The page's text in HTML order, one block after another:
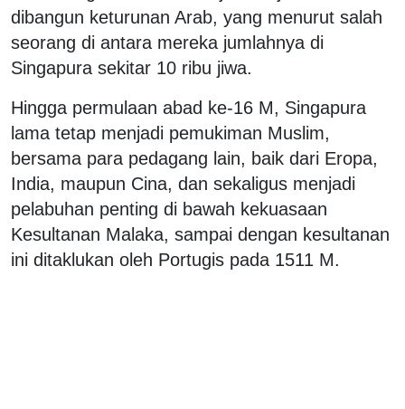
dibangun keturunan Arab, yang menurut salah
seorang di antara mereka jumlahnya di
Singapura sekitar 10 ribu jiwa.
Hingga permulaan abad ke-16 M, Singapura
lama tetap menjadi pemukiman Muslim,
bersama para pedagang lain, baik dari Eropa,
India, maupun Cina, dan sekaligus menjadi
pelabuhan penting di bawah kekuasaan
Kesultanan Malaka, sampai dengan kesultanan
ini ditaklukan oleh Portugis pada 1511 M.